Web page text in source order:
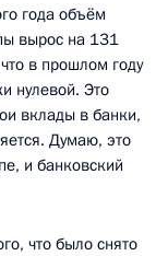
года объём
вырос на 131
в прошлом году
нулевой. Это
вклады в банки,
Думаю, это
и банковский
что было снято